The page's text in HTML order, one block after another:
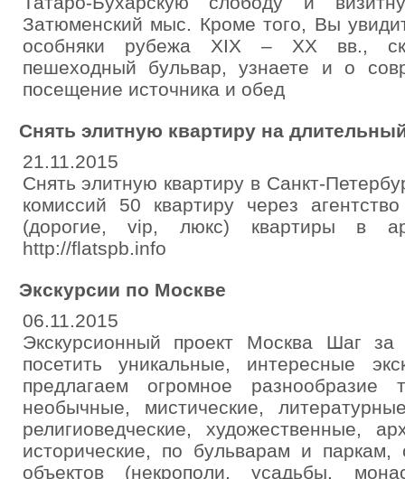
Затюменский мыс. Кроме того, Вы
особняки рубежа XIX – XX вв.,
пешеходный бульвар, узнаете и о
посещение источника и обед
Снять элитную квартиру на
21.11.2015
Снять элитную квартиру в Санкт-
комиссий 50 квартиру через
(дорогие, vip, люкс) квартиры в
http://flatspb.info
Экскурсии по Москве
06.11.2015
Экскурсионный проект Москва Шаг
посетить уникальные, интересные
предлагаем огромное разнообразие
необычные, мистические,
религиоведческие, художественные,
исторические, по бульварам и
объектов (некрополи, усадьбы,